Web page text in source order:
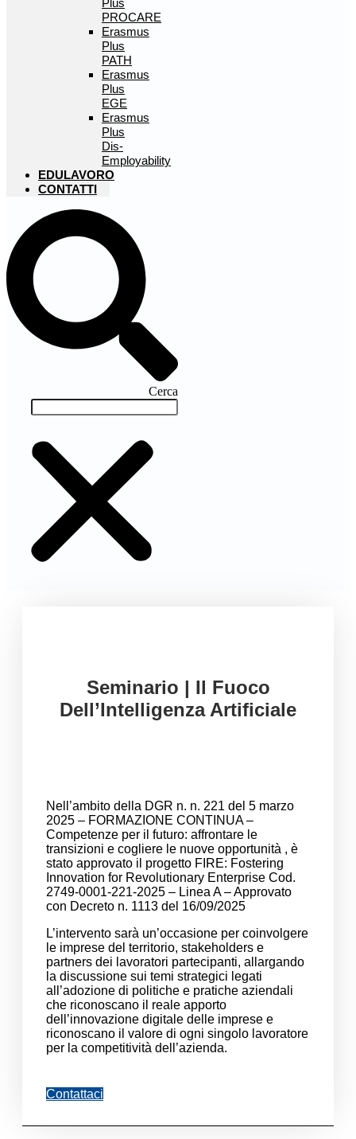
Plus
PROCARE
Erasmus
Plus
PATH
Erasmus
Plus
EGE
Erasmus
Plus
Dis-
Employability
EDULAVORO
CONTATTI
Cerca
Seminario | Il Fuoco
Dell’Intelligenza Artificiale
Nell’ambito della DGR n. n. 221 del 5 marzo
2025 – FORMAZIONE CONTINUA –
Competenze per il futuro: affrontare le
transizioni e cogliere le nuove opportunità , è
stato approvato il progetto FIRE: Fostering
Innovation for Revolutionary Enterprise Cod.
2749-0001-221-2025 – Linea A – Approvato
con Decreto n. 1113 del 16/09/2025
L’intervento sarà un’occasione per coinvolgere
le imprese del territorio, stakeholders e
partners dei lavoratori partecipanti, allargando
la discussione sui temi strategici legati
all’adozione di politiche e pratiche aziendali
che riconoscano il reale apporto
dell’innovazione digitale delle imprese e
riconoscano il valore di ogni singolo lavoratore
per la competitività dell’azienda.
Contattaci